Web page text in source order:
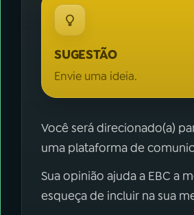
SUGESTÃO
Envie uma ideia.
Você será direcionado(a)
uma plataforma de
Sua opinião ajuda a EBC a
esqueça de incluir na sua